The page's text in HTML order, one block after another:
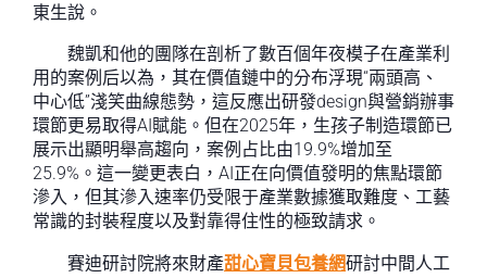
東生說。
魏凱和他的團隊在剖析了數百個年夜模子在產業利
用的案例后以為，其在價值鏈中的分布浮現“兩頭高、
中心低”淺笑曲線態勢，這反應出研發design與營銷辦事
環節更易取得AI賦能。但在2025年，生孩子制造環節已
展示出顯明舉高趨向，案例占比由19.9%增加至
25.9%。這一變更表白，AI正在向價值發明的焦點環節
滲入，但其滲入速率仍受限于產業數據獲取難度、工藝
常識的封裝程度以及對靠得住性的極致請求。
賽迪研討院將來財產甜心寶貝包養網研討中間人工